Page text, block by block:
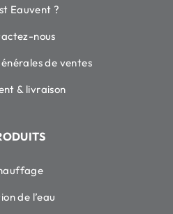
Eauvent ?
nous
de ventes
& livraison
de l’eau